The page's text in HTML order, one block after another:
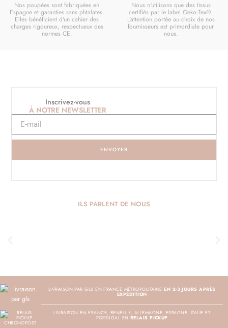
Nos poupées sont fabriquées en
Espagne et garanties sans phtalates.
Elles bénéficient d'un cahier des
charges rigoureux, respectueux des
normes CE.
Nous n'utilisons que des tissus
certifiés par le label Oeko-Tex®.
L'attention portée au choix de nos
fournisseurs est primordiale pour
nous.
Inscrivez-vous
À NOTRE NEWSLETTER
ENVOYER
ILS PARLENT DE NOUS
LIVRAISON PAR GLS EN FRANCE MÉTROPOLITAINEEN 2-3 JOURS APRÈS
EXPÉDITION
LIVRAISON EN FRANCE, BENELUX, ALLEMAGNE, ESPAGNE, ITALIE ET
PORTUGAL EN RELAIS PICKUP